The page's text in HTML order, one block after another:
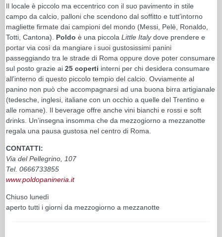
Il locale è piccolo ma eccentrico con il suo pavimento in stile
campo da calcio, palloni che scendono dal soffitto e tutt’intorno
magliette firmate dai campioni del mondo (Messi, Pelè, Ronaldo,
Totti, Cantona). Poldo è una piccola Little Italydove prendere e
portar via così da mangiare i suoi gustosissimi panini
passeggiando tra le strade di Roma oppure dove poter consumare
sul posto grazie ai 25 coperti interni per chi desidera consumare
all’interno di questo piccolo tempio del calcio. Ovviamente al
panino non può che accompagnarsi ad una buona birra artigianale
(tedesche, inglesi, italiane con un occhio a quelle del Trentino e
alle romane). Il beverage offre anche vini bianchi e rossi e soft
drinks. Un’insegna insomma che da mezzogiorno a mezzanotte
regala una pausa gustosa nel centro di Roma.
CONTATTI:
Via del Pellegrino, 107
Tel. 0666733855
www.poldopanineria.it
Chiuso lunedì
aperto tutti i giorni da mezzogiorno a mezzanotte